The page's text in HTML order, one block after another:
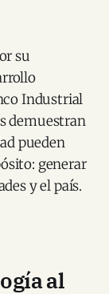
su
Industrial
demuestran
pueden
generar
y el país.
al